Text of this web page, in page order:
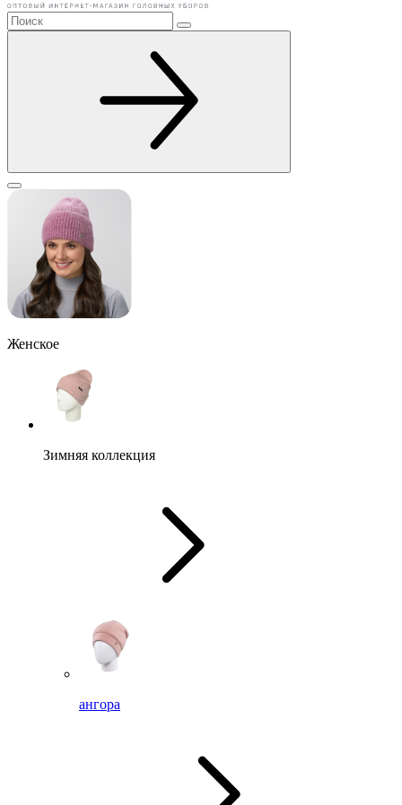
Женское
Зимняя коллекция
ангора